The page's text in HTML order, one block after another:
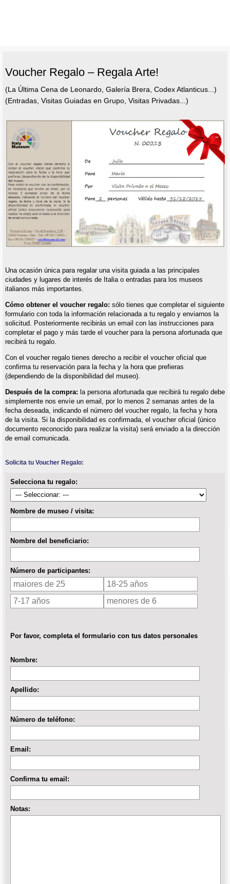
Voucher Regalo – Regala Arte!
(La Última Cena de Leonardo, Galería Brera, Codex Atlanticus...)
(Entradas, Visitas Guiadas en Grupo, Visitas Privadas...)
Una ocasión única para regalar una visita guiada a las principales
ciudades y lugares de interés de Italia o entradas para los museos
italianos más importantes.
Cómo obtener el voucher regalo: sólo tienes que completar el siguiente
formulario con toda la información relacionada a tu regalo y enviarnos la
solicitud. Posteriormente recibirás un email con las instrucciones para
completar el pago y más tarde el voucher para la persona afortunada que
recibirá tu regalo.
Con el voucher regalo tienes derecho a recibir el voucher oficial que
confirma tu reservación para la fecha y la hora que prefieras
(dependiendo de la disponibilidad del museo).
Después de la compra: la persona afortunada que recibirá tu regalo debe
simplemente nos envíe un email, por lo menos 2 semanas antes de la
fecha deseada, indicando el número del voucher regalo, la fecha y hora
de la visita. Si la disponibilidad es confirmada, el voucher oficial (único
documento reconocido para realizar la visita) será enviado a la dirección
de email comunicada.
Solicita tu Voucher Regalo:
Selecciona tu regalo:
Nombre de museo / visita:
Nombre del beneficiario:
Número de participantes:
Por favor, completa el formulario con tus datos personales
Nombre:
Apellido:
Número de teléfono:
Email:
Confirma tu email:
Notas: